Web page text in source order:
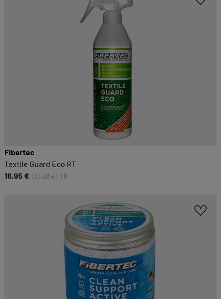
Fibertec
Textile Guard Eco RT
16,95 € (33,90 € / 1 l)